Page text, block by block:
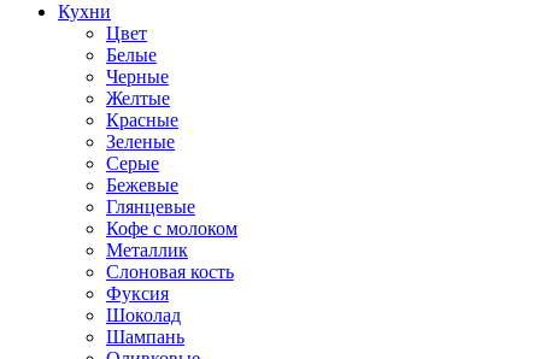
Кухни
Цвет
Белые
Черные
Желтые
Красные
Зеленые
Серые
Бежевые
Глянцевые
Кофе с молоком
Металлик
Слоновая кость
Фуксия
Шоколад
Шампань